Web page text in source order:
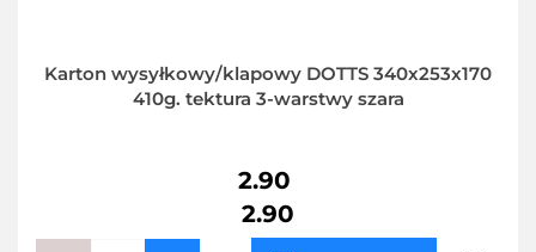
Karton wysyłkowy/klapowy DOTTS 340x253x170
410g. tektura 3-warstwy szara
2.90
2.90